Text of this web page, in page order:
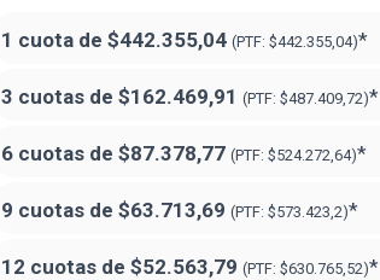
1 cuota de $442.355,04 (PTF: $442.355,04)*
3 cuotas de $162.469,91 (PTF: $487.409,72)*
6 cuotas de $87.378,77 (PTF: $524.272,64)*
9 cuotas de $63.713,69 (PTF: $573.423,2)*
12 cuotas de $52.563,79 (PTF: $630.765,52)*